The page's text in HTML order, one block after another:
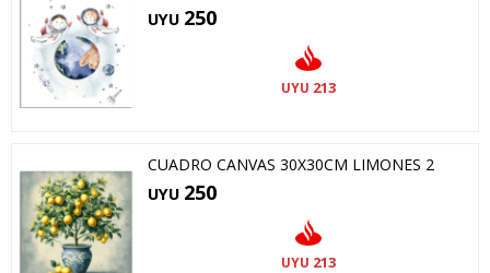
UYU 250
UYU 213
CUADRO CANVAS 30X30CM LIMONES 2
UYU 250
UYU 213